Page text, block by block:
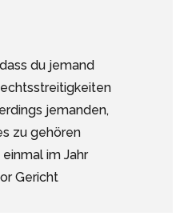
du jemand
jemanden,
zu gehören
im Jahr
Gericht
deaktivieren.